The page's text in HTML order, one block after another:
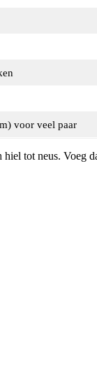
voor veel paar
tot neus. Voeg